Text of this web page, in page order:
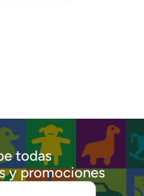
todas
y promociones